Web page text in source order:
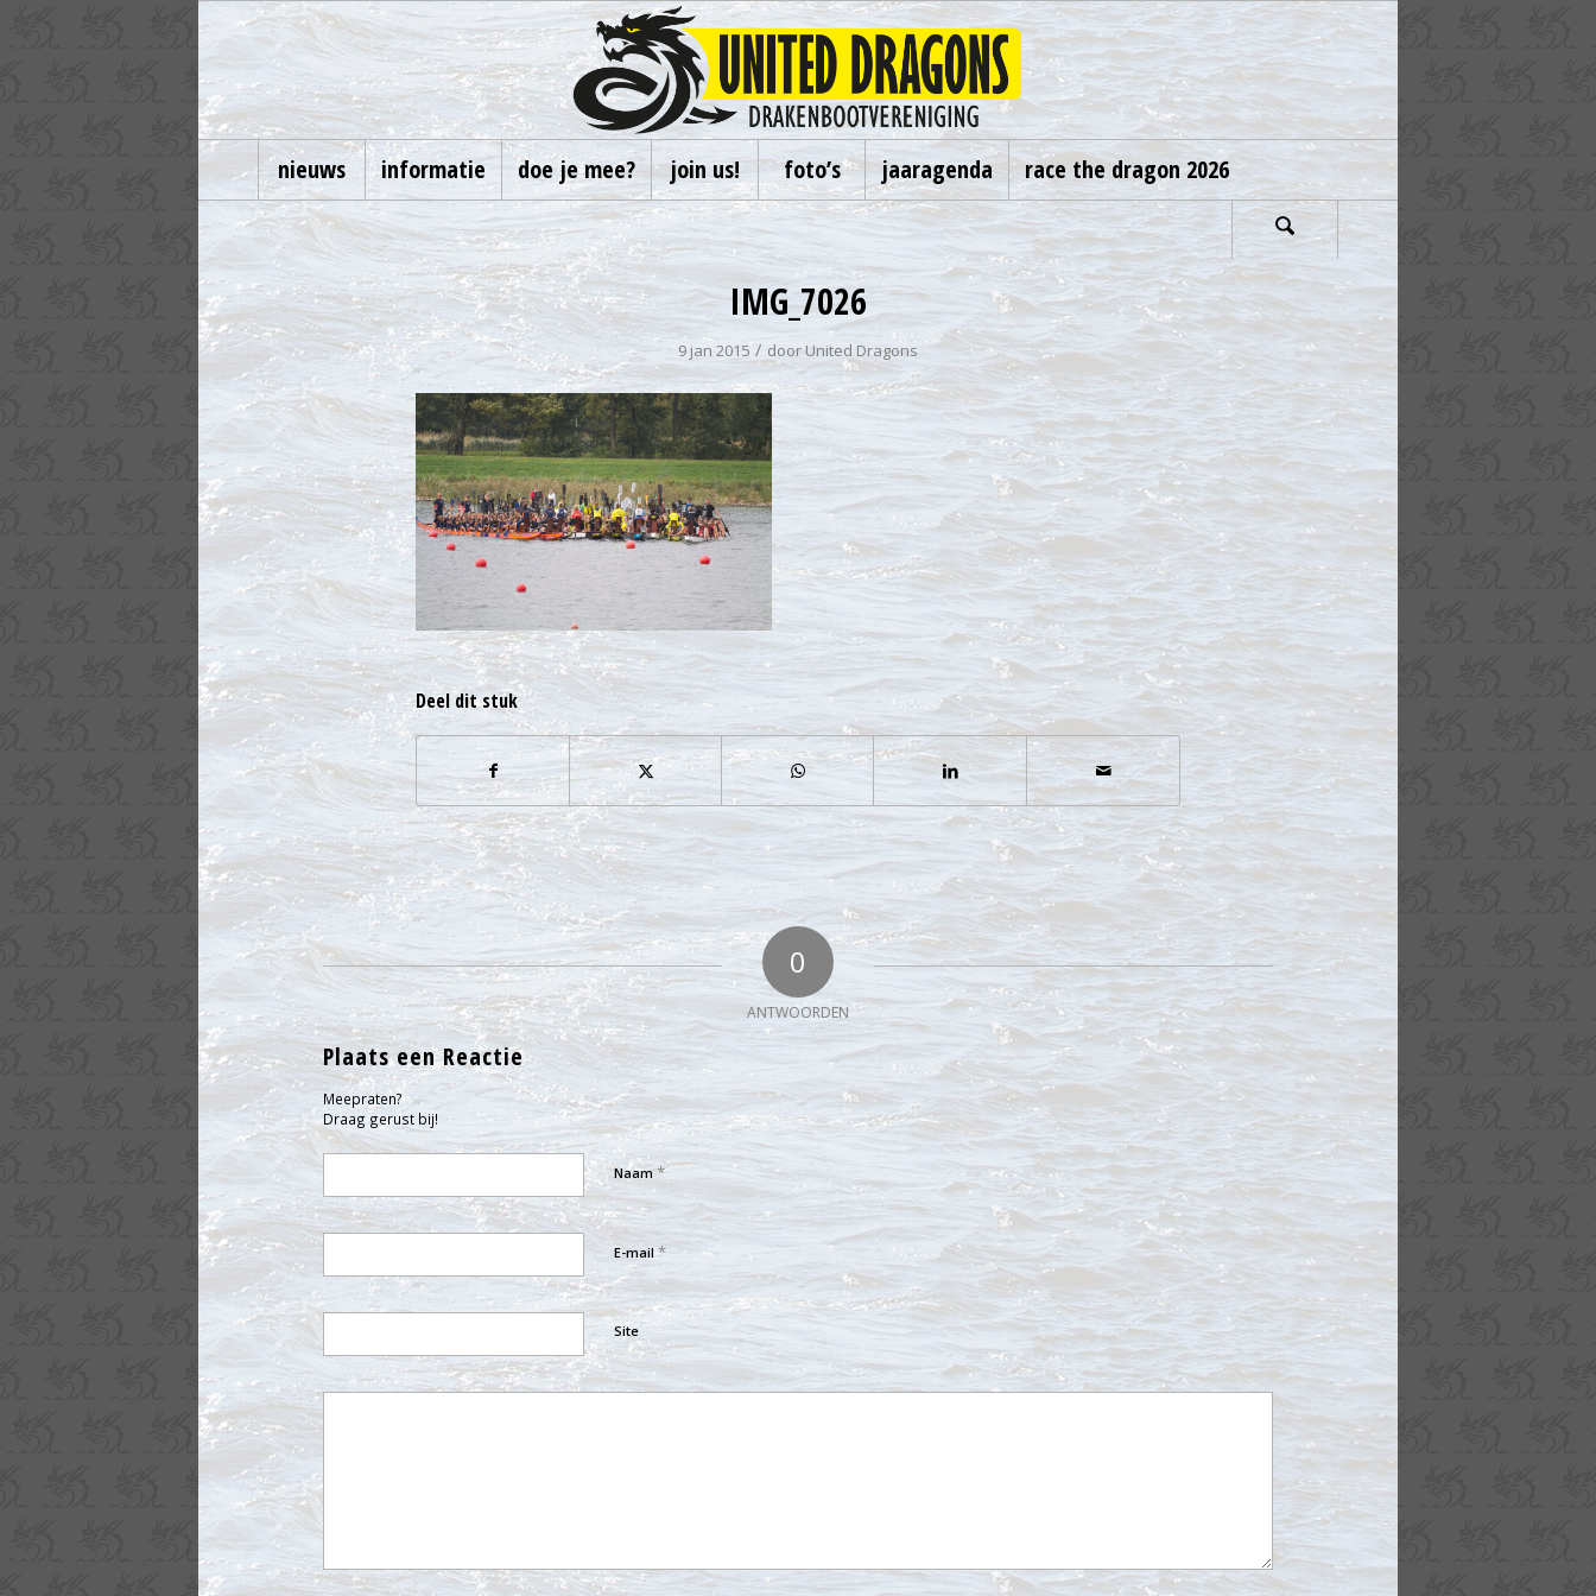
nieuws informatie doe je mee? join us! foto’s jaaragenda race the dragon 2026
IMG_7026
9 jan 2015 / doorUnited Dragons
Deel dit stuk
0
ANTWOORDEN
Plaats een Reactie
Meepraten?
Draag gerust bij!
Naam*
E-mail*
Site